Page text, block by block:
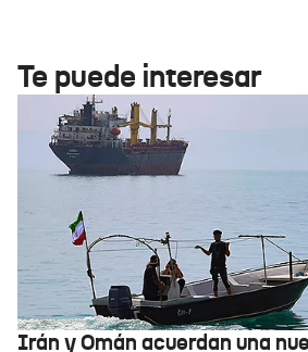
Te puede interesar
Irán y Omán acuerdan una